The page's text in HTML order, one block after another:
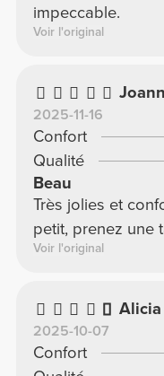
impeccable.
Voir l'original
2025-11-16
Confort
Qualité
Beau
Très jolies et
petit, prenez une
Voir l'original
Alicia
2025-10-07
Confort